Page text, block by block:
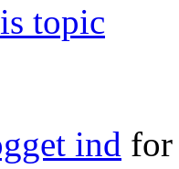
topic
ind for